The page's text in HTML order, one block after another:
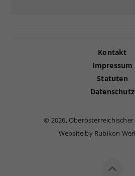
Kontakt
Impressum
Statuten
Datenschutz
© 2026,
Website by Rubikon